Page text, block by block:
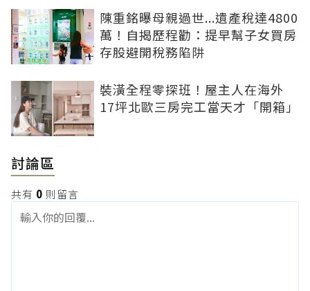
陳重銘曝母親過世...遺產稅達4800
萬！自揭歷程勸：提早幫子女買房
存股避開稅務陷阱
裝潢全程零探班！屋主人在海外
17坪北歐三房完工當天才「開箱」
討論區
共有 0 則留言